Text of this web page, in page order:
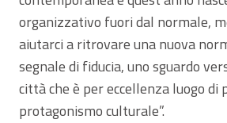
organizzativo fuori dal normale,
aiutarci a ritrovare una nuova
segnale di fiducia, uno sguardo
città che è per eccellenza luogo di
protagonismo culturale”.